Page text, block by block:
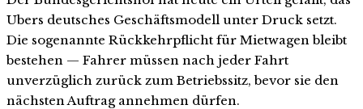
Ubers deutsches Geschäftsmodell unter Druck setzt.
Die sogenannte Rückkehrpflicht für Mietwagen bleibt
bestehen — Fahrer müssen nach jeder Fahrt
unverzüglich zurück zum Betriebssitz, bevor sie den
nächsten Auftrag annehmen dürfen.